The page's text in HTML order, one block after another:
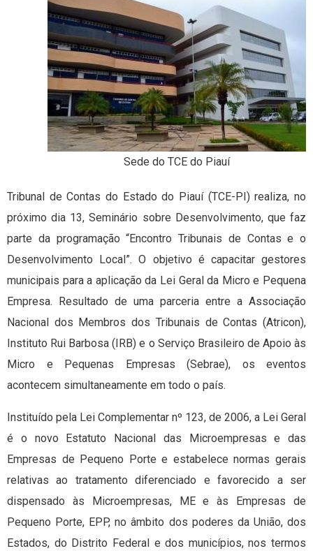
Sede do TCE do Piauí
Tribunal de Contas do Estado do Piauí (TCE-PI) realiza, no
próximo dia 13, Seminário sobre Desenvolvimento, que faz
parte da programação “Encontro Tribunais de Contas e o
Desenvolvimento Local”. O objetivo é capacitar gestores
municipais para a aplicação da Lei Geral da Micro e Pequena
Empresa. Resultado de uma parceria entre a Associação
Nacional dos Membros dos Tribunais de Contas (Atricon),
Instituto Rui Barbosa (IRB) e o Serviço Brasileiro de Apoio às
Micro e Pequenas Empresas (Sebrae), os eventos
acontecem simultaneamente em todo o país.
Instituído pela Lei Complementar nº 123, de 2006, a Lei Geral
é o novo Estatuto Nacional das Microempresas e das
Empresas de Pequeno Porte e estabelece normas gerais
relativas ao tratamento diferenciado e favorecido a ser
dispensado às Microempresas, ME e às Empresas de
Pequeno Porte, EPP, no âmbito dos poderes da União, dos
Estados, do Distrito Federal e dos municípios, nos termos